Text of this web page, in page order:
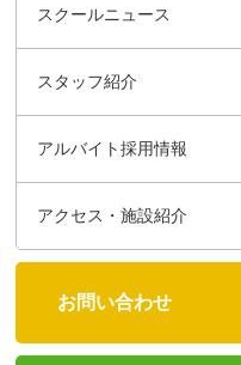
スクールニュース
スタッフ紹介
アルバイト採用情報
アクセス・施設紹介
お問い合わせ